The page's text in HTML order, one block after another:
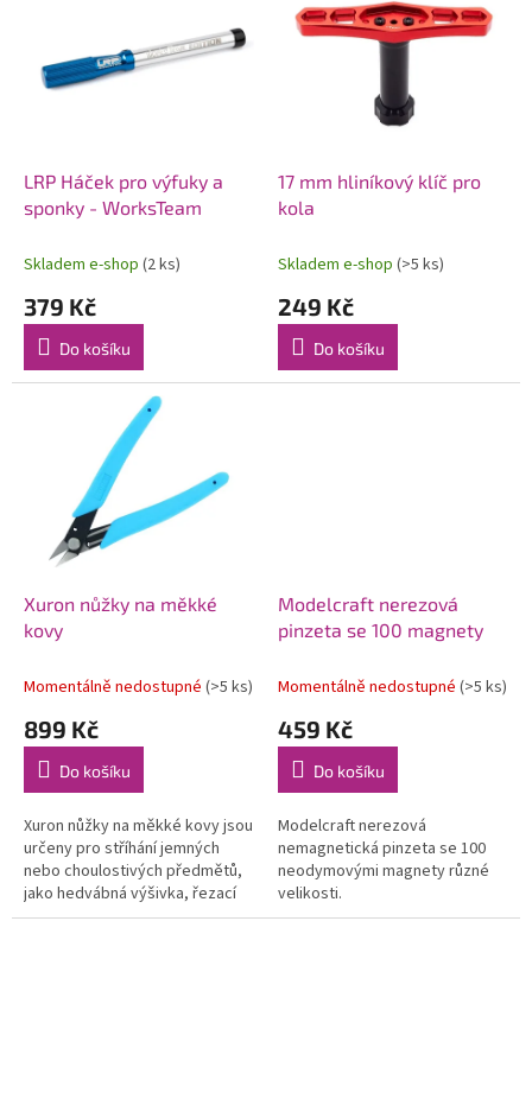
LRP Háček pro výfuky a
sponky - WorksTeam
Skladem e-shop (2 ks)
379 Kč
Do košíku
17 mm hliníkový klíč pro
kola
Skladem e-shop (>5 ks)
249 Kč
Do košíku
Xuron nůžky na měkké
kovy
Momentálně nedostupné (>5 ks)
899 Kč
Do košíku
Xuron nůžky na měkké kovy jsou
určeny pro stříhání jemných
nebo choulostivých předmětů,
jako hedvábná výšivka, řezací
nit nebo tenké mylary a drobné
Modelcraft nerezová
pinzeta se 100 magnety
Momentálně nedostupné (>5 ks)
459 Kč
Do košíku
Modelcraft nerezová
nemagnetická pinzeta se 100
neodymovými magnety různé
velikosti.